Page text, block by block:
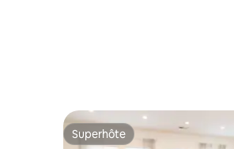
Superhôte
Superhôte